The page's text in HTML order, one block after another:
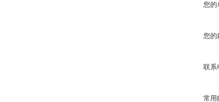
您的
您的
联系
常用